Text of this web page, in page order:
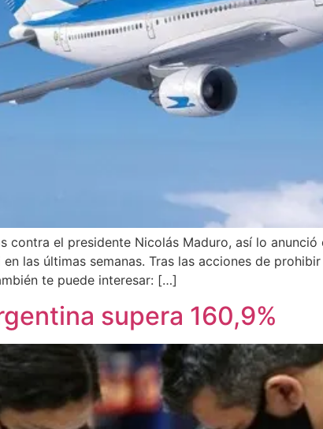
el presidente Nicolás Maduro, así lo
las últimas semanas. Tras las acciones de
te puede interesar: […]
supera 160,9%